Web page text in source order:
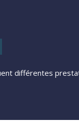
différentes